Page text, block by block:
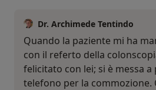
Dr. Archimede Tentindo
Quando la paziente mi ha
con il referto della
felicitato con lei; si è messa a
telefono per la commozione.